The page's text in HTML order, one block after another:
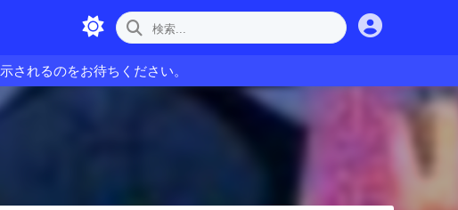
されるのをお待ちください。